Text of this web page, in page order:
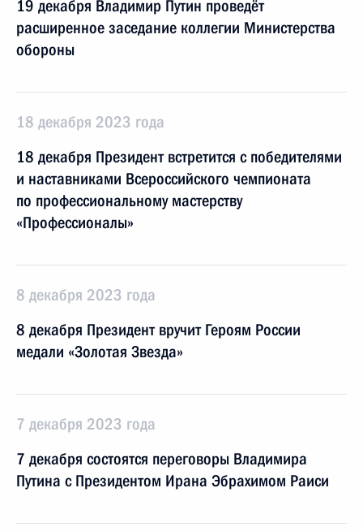
19 декабря Владимир Путин проведёт
расширенное заседание коллегии Министерства
обороны
18 декабря 2023 года
18 декабря Президент встретится с победителями
и наставниками Всероссийского чемпионата
по профессиональному мастерству
«Профессионалы»
8 декабря 2023 года
8 декабря Президент вручит Героям России
медали «Золотая Звезда»
7 декабря 2023 года
7 декабря состоятся переговоры Владимира
Путина с Президентом Ирана Эбрахимом Раиси